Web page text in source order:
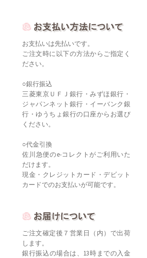
お支払いは先払いです。
ご注文時に以下の方法からご指定く
ださい。
○銀行振込
三菱東京ＵＦＪ銀行・みずほ銀行・
ジャパンネット銀行・イーバンク銀
行・ゆうちょ銀行の口座からお選び
ください。
○代金引換
佐川急便のe-コレクトがご利用いた
だけます。
現金・クレジットカード・デビット
カードでのお支払いが可能です。
ご注文確定後７営業日（内）で出荷
します。
銀行振込の場合は、13時までの入金